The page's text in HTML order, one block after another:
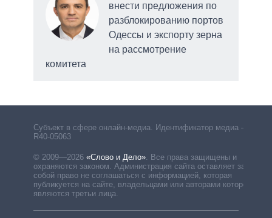
внести предложения по
разблокированию портов
Одессы и экспорту зерна
на рассмотрение
комитета
Субъект в сфере онлайн-медиа. Идентификатор медиа –
R40-05063
© 2009—2026 «Слово и Дело». Все права защищены и
охраняются законом. Администрация сайта оставляет за
собой право не соглашаться с информацией, которая
публикуется на сайте, владельцами или авторами которой
являются третьи лица.